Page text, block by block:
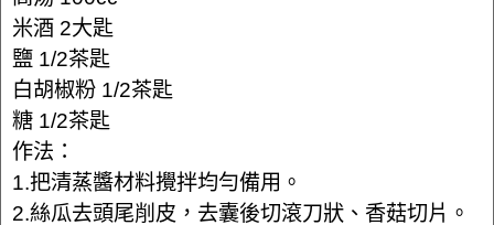
米酒 2大匙
鹽 1/2茶匙
白胡椒粉 1/2茶匙
糖 1/2茶匙
作法：
1.把清蒸醬材料攪拌均勻備用。
2.絲瓜去頭尾削皮，去囊後切滾刀狀、香菇切片。